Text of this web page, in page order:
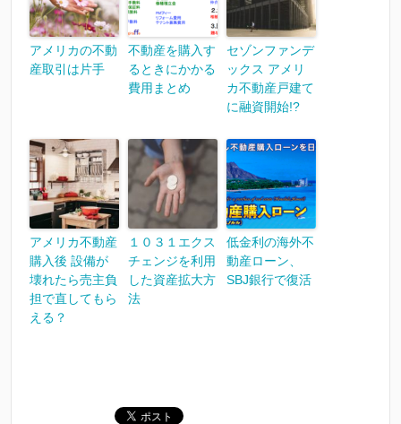
アメリカの不動
産取引は片手
不動産を購入す
るときにかかる
費用まとめ
セゾンファンデ
ックス アメリ
カ不動産戸建て
に融資開始!?
アメリカ不動産
購入後 設備が
壊れたら売主負
担で直してもら
える？
１０３１エクス
チェンジを利用
した資産拡大方
法
低金利の海外不
動産ローン、
SBJ銀行で復活